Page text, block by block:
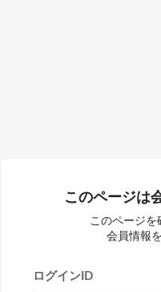
このページは
このページを
会員情報
ログインID